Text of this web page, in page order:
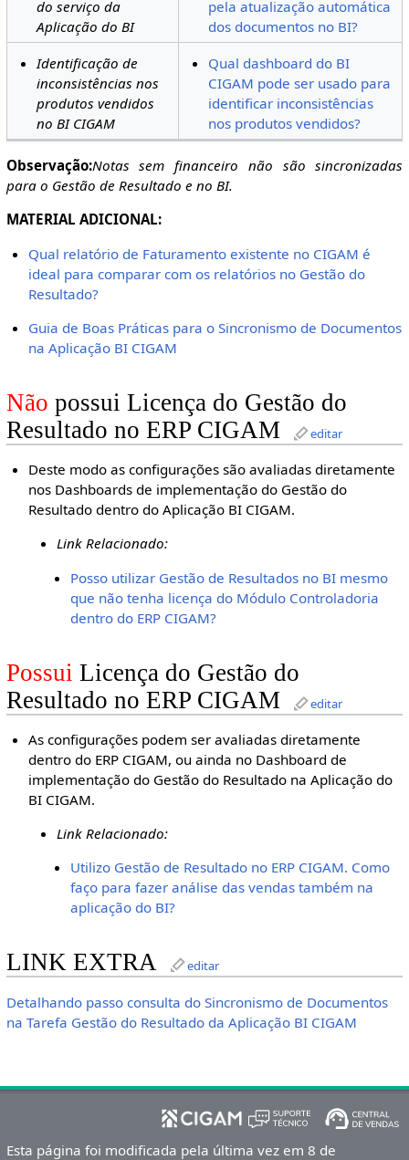
do serviço da
Aplicação do BI
pela atualização automática
dos documentos no BI?
Identificação de
inconsistências nos
produtos vendidos
no BI CIGAM
Qual dashboard do BI
CIGAM pode ser usado para
identificar inconsistências
nos produtos vendidos?
Observação:Notas sem financeiro não são sincronizadas
para o Gestão de Resultado e no BI.
MATERIAL ADICIONAL:
Qual relatório de Faturamento existente no CIGAM é
ideal para comparar com os relatórios no Gestão do
Resultado?
Guia de Boas Práticas para o Sincronismo de Documentos
na Aplicação BI CIGAM
Não possui Licença do Gestão do
Resultado no ERP CIGAM
editar
Deste modo as configurações são avaliadas diretamente
nos Dashboards de implementação do Gestão do
Resultado dentro do Aplicação BI CIGAM.
Link Relacionado:
Posso utilizar Gestão de Resultados no BI mesmo
que não tenha licença do Módulo Controladoria
dentro do ERP CIGAM?
Possui Licença do Gestão do
Resultado no ERP CIGAM
editar
As configurações podem ser avaliadas diretamente
dentro do ERP CIGAM, ou ainda no Dashboard de
implementação do Gestão do Resultado na Aplicação do
BI CIGAM.
Link Relacionado:
Utilizo Gestão de Resultado no ERP CIGAM. Como
faço para fazer análise das vendas também na
aplicação do BI?
LINK EXTRA editar
Detalhando passo consulta do Sincronismo de Documentos
na Tarefa Gestão do Resultado da Aplicação BI CIGAM
Esta página foi modificada pela última vez em 8 de